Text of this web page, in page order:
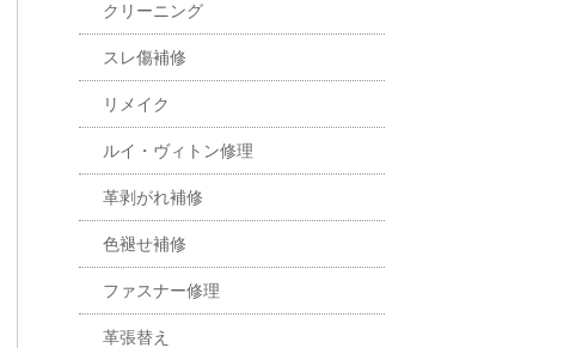
クリーニング
スレ傷補修
リメイク
ルイ・ヴィトン修理
革剥がれ補修
色褪せ補修
ファスナー修理
革張替え